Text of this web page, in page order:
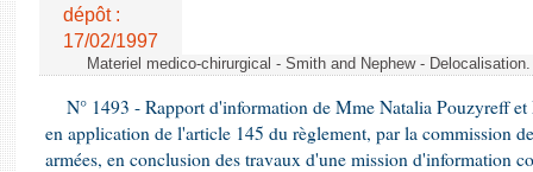
dépôt :
17/02/1997
Materiel medico-chirurgical - Smith and Nephew -
N° 1493 - Rapport d'information de Mme Natalia Pouzyreff
en application de l'article 145 du règlement, par la commission
armées, en conclusion des travaux d'une mission d'information